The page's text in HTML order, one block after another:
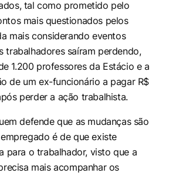
tal como prometido pelo
mais questionados pelos
mais considerando eventos
trabalhadores saíram perdendo,
1.200 professores da Estácio e a
de um ex-funcionário a pagar R$
perder a ação trabalhista.
defende que as mudanças são
é de que existe
para o trabalhador, visto que a
mais acompanhar os